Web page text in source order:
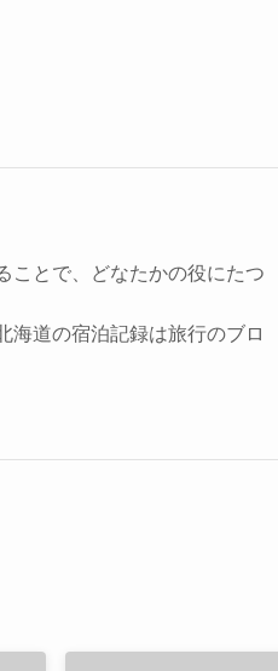
ことで、どなたかの役にたつ
海道の宿泊記録は旅行のブロ